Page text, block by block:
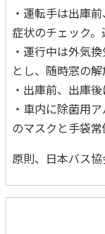
・運転手は出庫
症状のチェック
・運行中は外気
とし、随時窓の
・出庫前、出庫
・車内に除菌用
のマスクと手袋
原則、日本バス協